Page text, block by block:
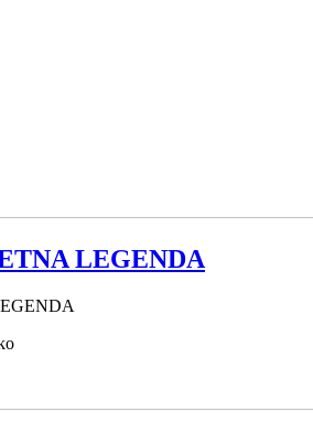
LEGENDA